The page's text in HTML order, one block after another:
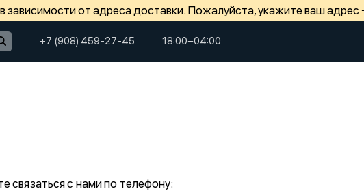
зависимости от адреса доставки. Пожалуйста, укажите ваш адрес
+7 (908) 459-27-45 18:00−04:00
связаться с нами по телефону: